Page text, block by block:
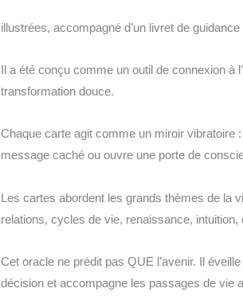
illustrées, accompagné d’un livret de
Il a été conçu comme un outil de connexion à
transformation douce.
Chaque carte agit comme un miroir vibratoire
message caché ou ouvre une porte de
Les cartes abordent les grands thèmes de la
relations, cycles de vie, renaissance,
Cet oracle ne prédit pas QUE l’avenir. Il
décision et accompagne les passages de vie